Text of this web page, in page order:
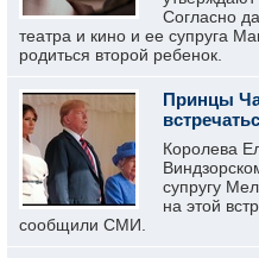
Согласно
театра и кино и ее супруга
родиться второй ребенок.
Принцы
Королева
супругу
на этой
сообщили СМИ.